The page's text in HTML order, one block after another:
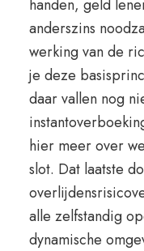
handen, geld
anderszins
werking van de
je deze
daar vallen nog
hier meer over
slot. Dat laatste
alle zelfstandig
dynamische